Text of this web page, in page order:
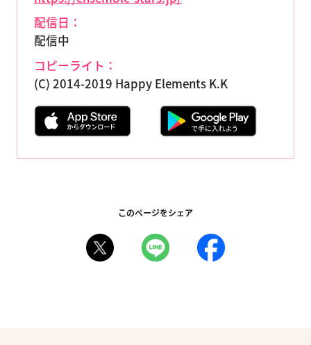
配信日：
配信中
コピーライト：
(C) 2014-2019 Happy Elements K.K
このページをシェア